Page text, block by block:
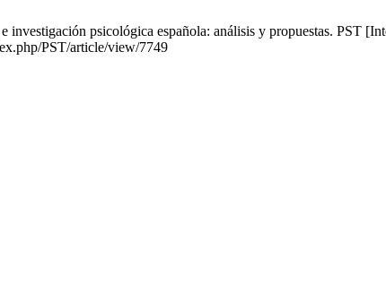
psicológica española: análisis y propuestas. PST
PST/article/view/7749